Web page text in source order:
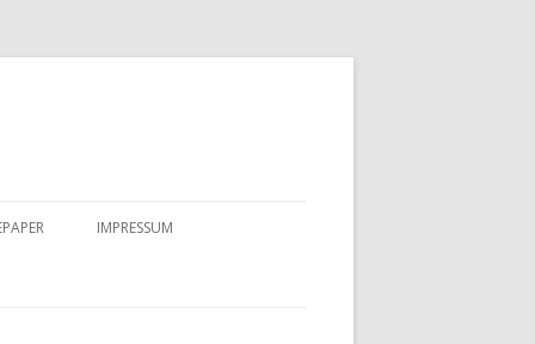
IMPRESSUM